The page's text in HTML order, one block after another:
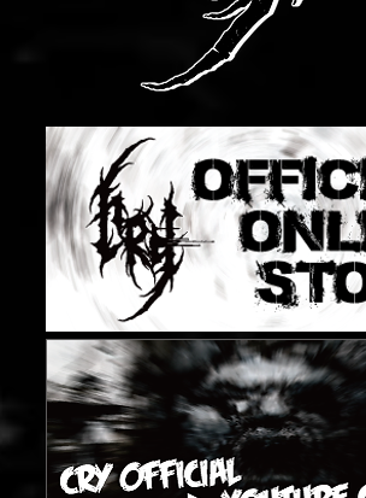
横浜発！デスメタルバンドCRY Official Website!